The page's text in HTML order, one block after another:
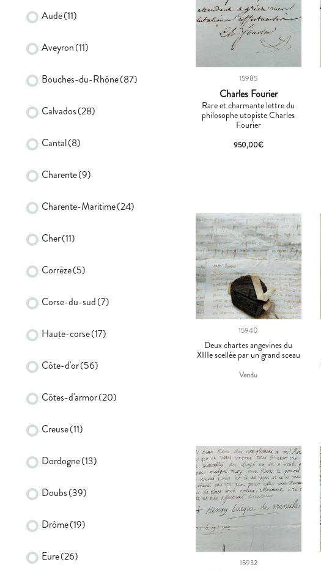
15985
Charles Fourier
Rare et charmante lettre du
philosophe utopiste Charles
Fourier
950,00€
15940
Deux chartes angevines du
XIIIe scellée par un grand sceau
Vendu
15932
Aude(11)
Aveyron(11)
Bouches-du-Rhône(87)
Calvados(28)
Cantal(8)
Charente(9)
Charente-Maritime(24)
Cher(11)
Corrèze(5)
Corse-du-sud(7)
Haute-corse(17)
Côte-d'or(56)
Côtes-d'armor(20)
Creuse(11)
Dordogne(13)
Doubs(39)
Drôme(19)
Eure(26)